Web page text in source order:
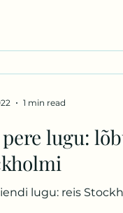
lugu:
lugu: reis
1 min read